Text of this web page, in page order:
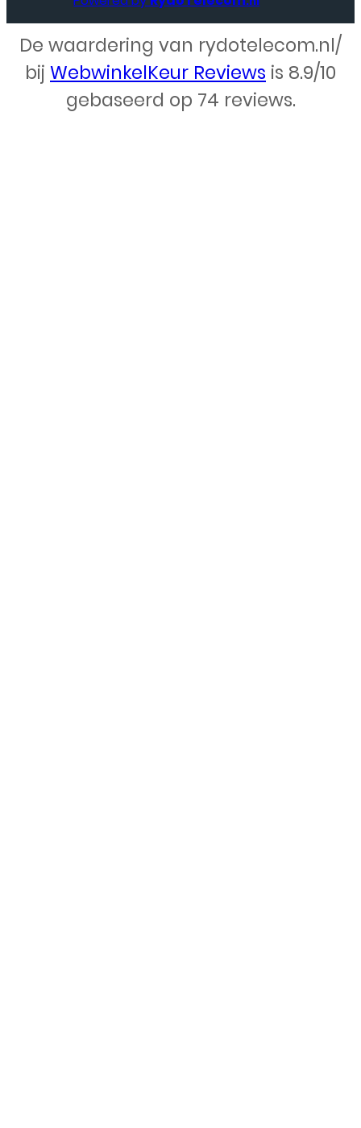
Webdesign – Rydo Telecom
De waardering van rydotelecom.nl/
bij WebwinkelKeur Reviews is 8.9/10
gebaseerd op 74 reviews.